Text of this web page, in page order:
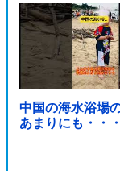
中国の海水浴場
あまりにも・・・